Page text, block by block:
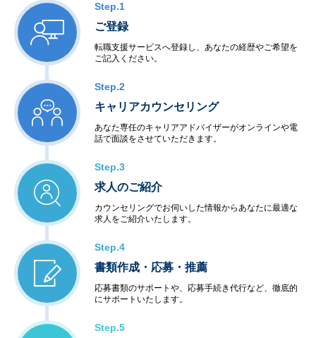
Step.1
ご登録
転職支援サービスへ登録し、あなたの経歴やご希望を
ご記入ください。
Step.2
キャリアカウンセリング
あなた専任のキャリアアドバイザーがオンラインや電
話で面談をさせていただきます。
Step.3
求人のご紹介
カウンセリングでお伺いした情報からあなたに最適な
求人をご紹介いたします。
Step.4
書類作成・応募・推薦
応募書類のサポートや、応募手続き代行など、徹底的
にサポートいたします。
Step.5